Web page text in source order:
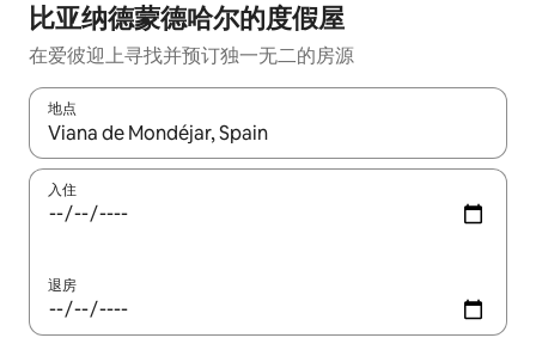
比亚纳德蒙德哈尔的度假屋
在爱彼迎上寻找并预订独一无二的房源
地点
如有搜索结果，请使用上下方向键查看，或通过点击或滑动手势
入住
退房